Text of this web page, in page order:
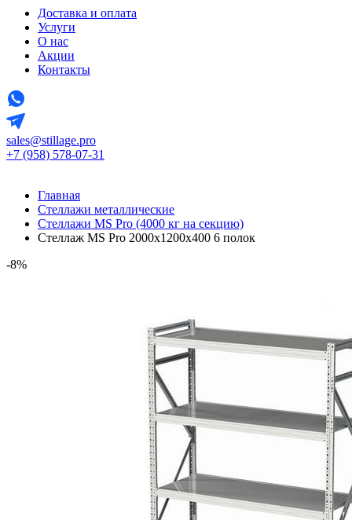
Доставка и оплата
Услуги
О нас
Акции
Контакты
sales@stillage.pro
+7 (958) 578-07-31
Главная
Стеллажи металлические
Стеллажи MS Pro (4000 кг на секцию)
Стеллаж MS Pro 2000х1200x400 6 полок
-8%